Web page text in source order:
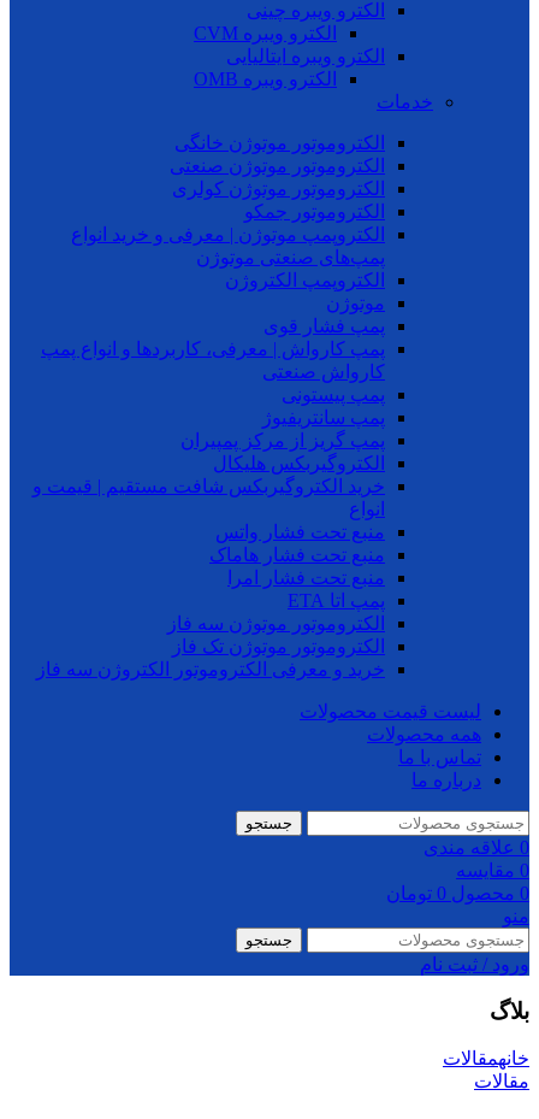
الکترو ویبره چینی
الکترو ویبره CVM
الکترو ویبره ایتالیایی
الکترو ویبره OMB
خدمات
الکتروموتور موتوژن خانگی
الکتروموتور موتوژن صنعتی
الکتروموتور موتوژن کولری
الکتروموتور جمکو
الکتروپمپ موتوژن | معرفی و خرید انواع
پمپ‌های صنعتی موتوژن
الکتروپمپ الکتروژن
موتوژن
پمپ فشار قوی
پمپ کارواش | معرفی، کاربردها و انواع پمپ
کارواش صنعتی
پمپ پیستونی
پمپ سانتریفیوژ
پمپ گریز از مرکز پمپیران
الکتروگیربکس هلیکال
خرید الکتروگیربکس شافت مستقیم | قیمت و
انواع
منبع تحت فشار واتس
منبع تحت فشار هاماک
منبع تحت فشار امرا
پمپ اتا ETA
الکتروموتور موتوژن سه فاز
الکتروموتور موتوژن تک فاز
خرید و معرفی الکتروموتور الکتروژن سه فاز
لیست قیمت محصولات
همه محصولات
تماس با ما
درباره ما
جستجو
0 علاقه مندی
0 مقایسه
0 محصول 0 تومان
منو
جستجو
ورود / ثبت نام
بلاگ
خانهمقالات
مقالات